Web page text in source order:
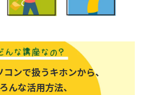
ンで扱うキホンから、
んな活用方法、